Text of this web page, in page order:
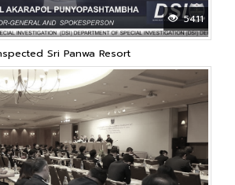
5411
Sri Panwa Resort